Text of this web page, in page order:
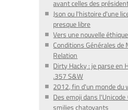
avant celles des
Json ou l'histoire d'une
presque libre
Vers une nouvelle éthique
Conditions Générales de
Relation
Dirty Hacky : je parse en
.357 S&W
2012, fin d'un monde du
Des emoji dans
smilies chatoyants